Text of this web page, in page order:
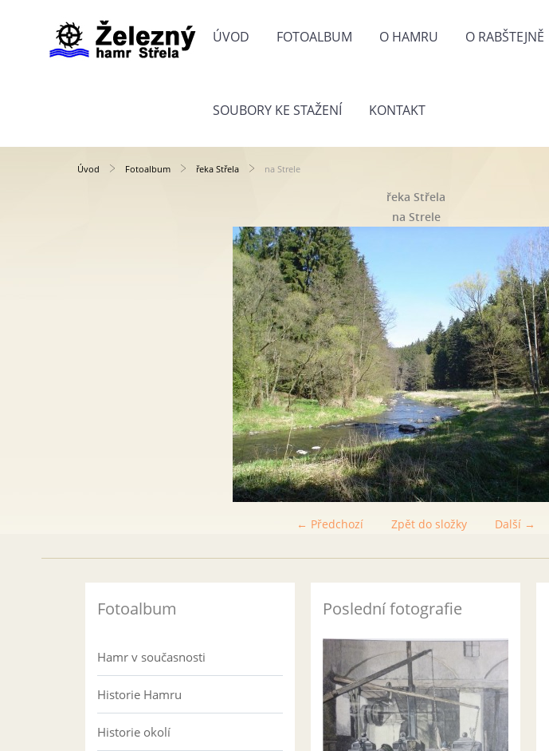
ÚVOD FOTOALBUM O HAMRU O RABŠTEJNĚ
SOUBORY KE STAŽENÍ KONTAKT
Úvod Fotoalbum řeka Střela na Strele
řeka Střela
na Strele
← Předchozí Další →
Zpět do složky
Fotoalbum
Hamr v současnosti
Historie Hamru
Historie okolí
Poslední fotografie